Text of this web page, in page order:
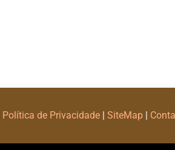
Política de Privacidade| SiteMap|